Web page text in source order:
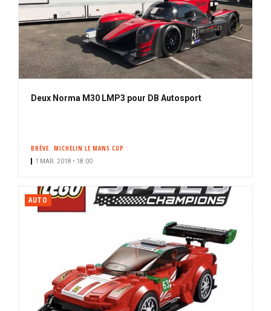
Deux Norma M30 LMP3 pour DB Autosport
BRÈVE MICHELIN LE MANS CUP
1 MAR. 2018 • 18:00
AUTO